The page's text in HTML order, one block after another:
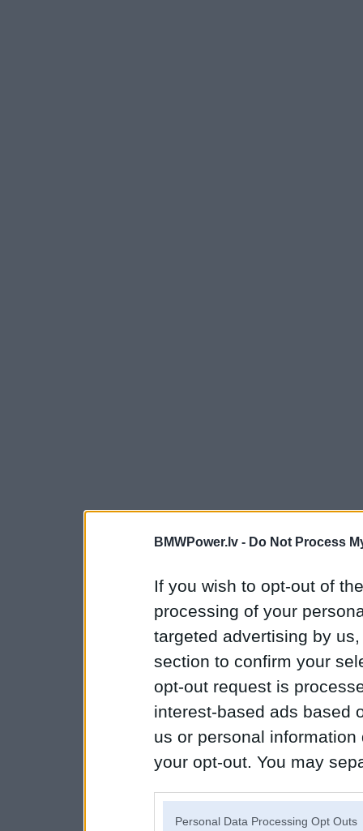
BMWPower.lv - Do Not Process
If you wish to opt-out of
processing of your
targeted advertising by
section to confirm your
opt-out request is
interest-based ads based
us or personal
your opt-out. You may
Personal Data Processing Opt Outs